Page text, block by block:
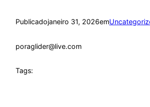
Publicadojaneiro 31, 2026em
poraglider@live.com
Tags: